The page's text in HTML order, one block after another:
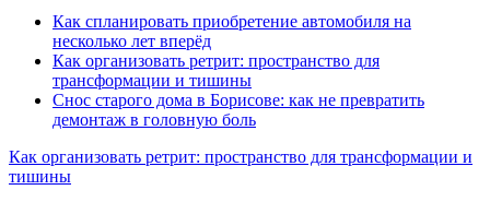
Как спланировать приобретение автомобиля на
несколько лет вперёд
Как организовать ретрит: пространство для
трансформации и тишины
Снос старого дома в Борисове: как не превратить
демонтаж в головную боль
Как организовать ретрит: пространство для трансформации и
тишины